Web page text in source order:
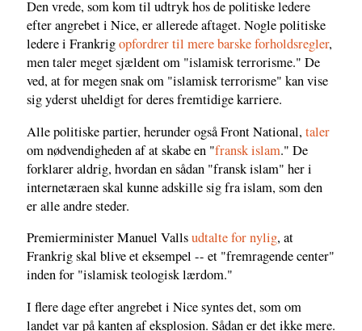
Den vrede, som kom til udtryk hos de politiske ledere
efter angrebet i Nice, er allerede aftaget. Nogle politiske
ledere i Frankrigopfordrer til mere barske forholdsregler,
men taler meget sjældent om "islamisk terrorisme." De
ved, at for megen snak om "islamisk terrorisme" kan vise
sig yderst uheldigt for deres fremtidige karriere.
Alle politiske partier, herunder også Front National,taler
om nødvendigheden af at skabe en "fransk islam." De
forklarer aldrig, hvordan en sådan "fransk islam" her i
internetæraen skal kunne adskille sig fra islam, som den
er alle andre steder.
Premierminister Manuel Vallsudtalte for nylig, at
Frankrig skal blive et eksempel -- et "fremragende center"
inden for "islamisk teologisk lærdom."
I flere dage efter angrebet i Nice syntes det, som om
landet var på kanten af eksplosion. Sådan er det ikke mere.